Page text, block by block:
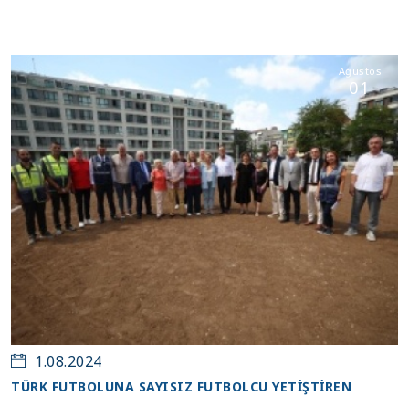
Ağustos
01
1.08.2024
TÜRK FUTBOLUNA SAYISIZ FUTBOLCU YETİŞTİREN